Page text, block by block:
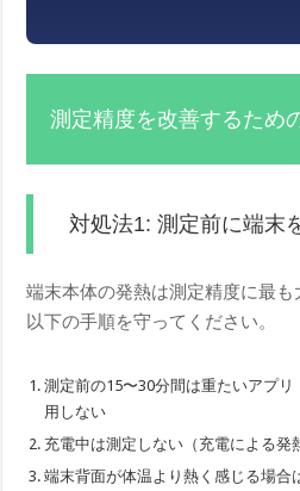
測定精度を改善するため
対処法1: 測定前に端末
端末本体の発熱は測定精度に最も
以下の手順を守ってください。
測定前の15〜30分間は重たいアプ
用しない
充電中は測定しない（充電による発
端末背面が体温より熱く感じる場合